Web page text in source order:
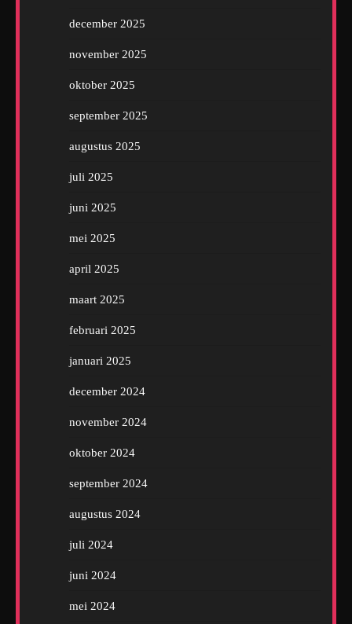
december 2025
november 2025
oktober 2025
september 2025
augustus 2025
juli 2025
juni 2025
mei 2025
april 2025
maart 2025
februari 2025
januari 2025
december 2024
november 2024
oktober 2024
september 2024
augustus 2024
juli 2024
juni 2024
mei 2024